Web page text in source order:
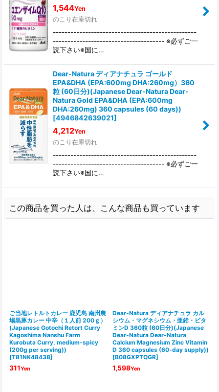
1,544Yen
のこり在庫切れ
-------------------------------------------------
-------------------------------------- ※必ずご一
読下さい※国に…
Dear-Natura ディアナチュラ ゴールド
EPA&DHA (EPA:600mg DHA:260mg）360
粒 (60日分)(Japanese Dear-Natura Dear-
Natura Gold EPA&DHA (EPA:600mg
DHA:260mg) 360 capsules (60 days))
[4946842639021]
4,212Yen
のこり在庫切れ
-------------------------------------------------
-------------------------------------- ※必ずご一
読下さい※国に…
この商品を買った人は、こんな商品も買っています
ご当地レトルトカレー 鹿児島 南州農
場黒豚カレー 中辛（１人前 200ｇ）
(Japanese Gotochi Retort Curry
Kagoshima Nanshu Farm
Kurobuta Curry, medium-spicy
(200g per serving))
[T81NK48438]
311Yen
Dear-Natura ディアナチュラ カル
シウム・マグネシウム・亜鉛・ビタ
ミンD 360粒 (60日分)(Japanese
Dear-Natura Dear-Natura
Calcium Magnesium Zinc Vitamin
D 360 capsules (60-day supply))
[B08GXPTQGR]
1,598Yen